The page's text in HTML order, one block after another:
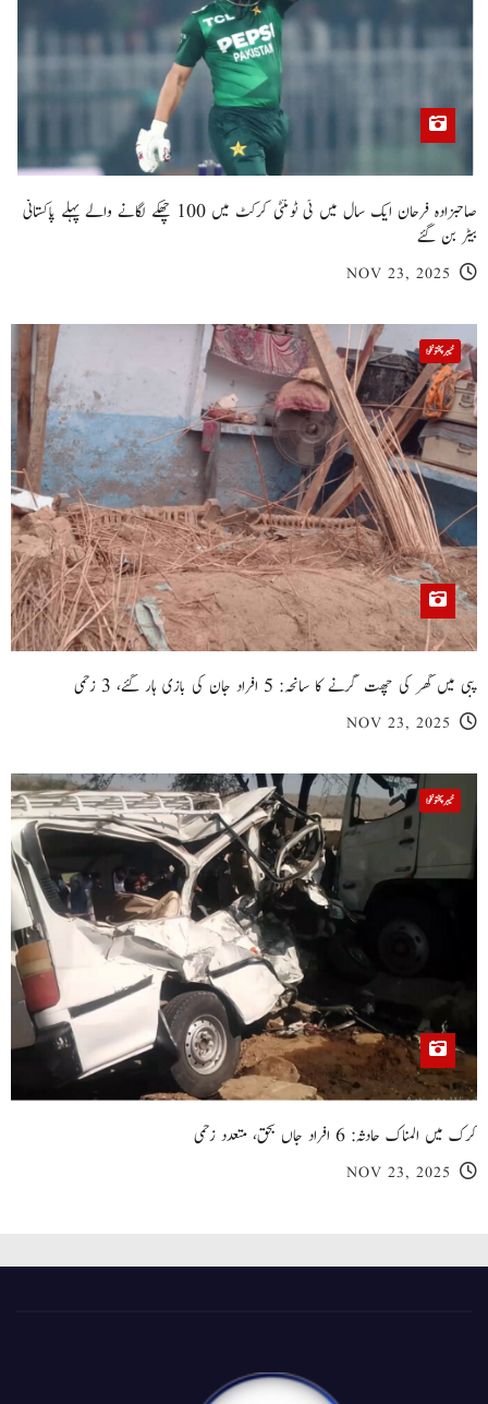
صاحبزادہ فرحان ایک سال میں ٹی ٹوئنٹی کرکٹ میں 100 چھکے لگانے والے پہلے پاکستانی
بیٹر بن گئے
NOV 23, 2025
خیبر پختونخوا
پبی میں گھر کی چھت گرنے کا سانحہ: 5 افراد جان کی بازی ہار گئے، 3 زخمی
NOV 23, 2025
خیبر پختونخوا
کرک میں المناک حادثہ: 6 افراد جاں بحق، متعدد زخمی
NOV 23, 2025